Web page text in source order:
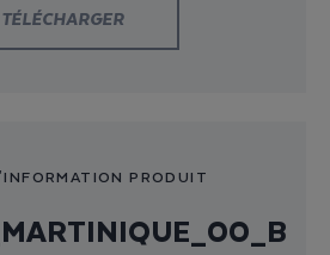
TÉLÉCHARGER
PRODUIT